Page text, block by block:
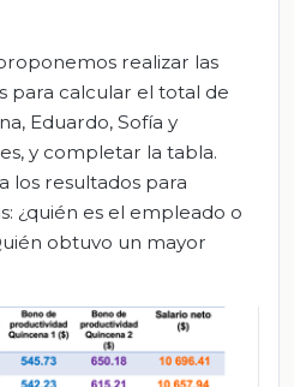
realizar las
para calcular el total de
Eduardo, Sofía y
y completar la tabla.
los resultados para
¿quién es el empleado o
obtuvo un mayor